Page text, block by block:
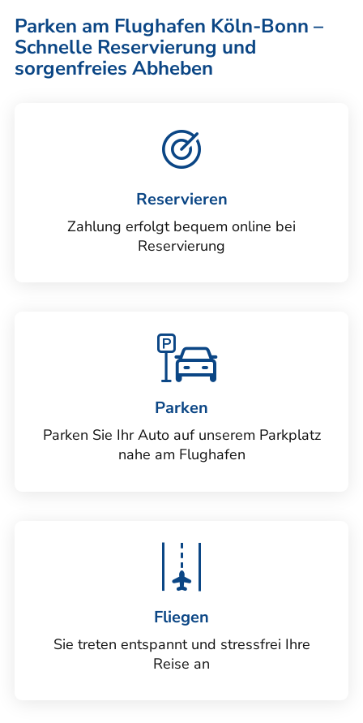
Parken am Flughafen Köln-Bonn –
Schnelle Reservierung und
sorgenfreies Abheben
Reservieren
Zahlung erfolgt bequem online bei
Reservierung
Parken
Parken Sie Ihr Auto auf unserem Parkplatz
nahe am Flughafen
Fliegen
Sie treten entspannt und stressfrei Ihre
Reise an